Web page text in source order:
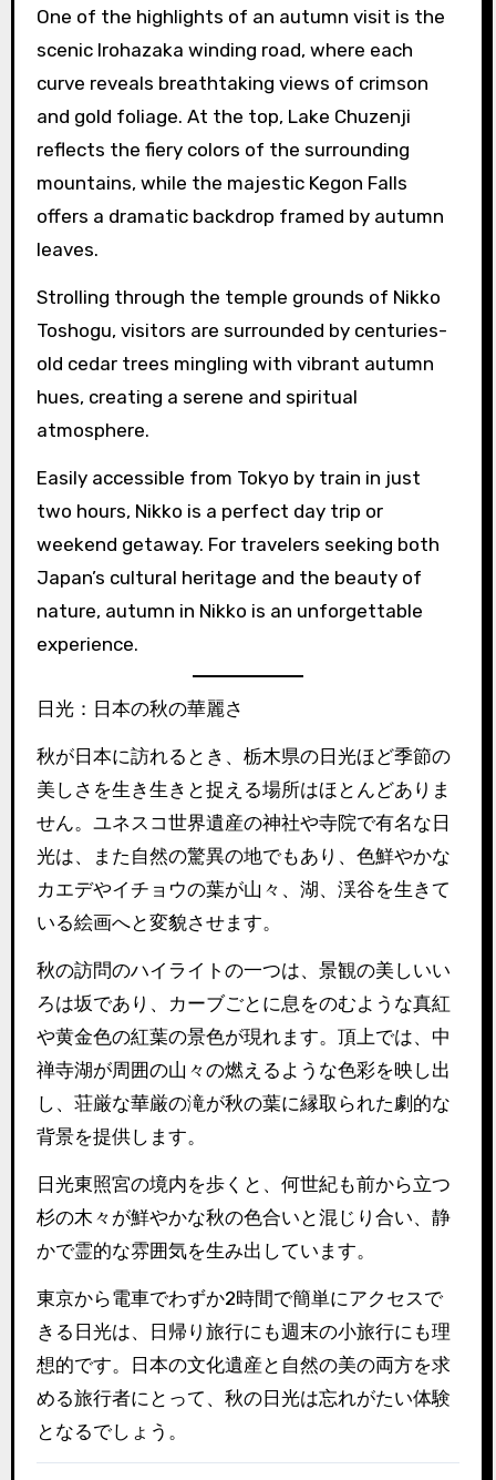
One of the highlights of an autumn visit is the
scenic Irohazaka winding road, where each
curve reveals breathtaking views of crimson
and gold foliage. At the top, Lake Chuzenji
reflects the fiery colors of the surrounding
mountains, while the majestic Kegon Falls
offers a dramatic backdrop framed by autumn
leaves.
Strolling through the temple grounds of Nikko
Toshogu, visitors are surrounded by centuries-
old cedar trees mingling with vibrant autumn
hues, creating a serene and spiritual
atmosphere.
Easily accessible from Tokyo by train in just
two hours, Nikko is a perfect day trip or
weekend getaway. For travelers seeking both
Japan’s cultural heritage and the beauty of
nature, autumn in Nikko is an unforgettable
experience.
日光：日本の秋の華麗さ
秋が日本に訪れるとき、栃木県の日光ほど季節の
美しさを生き生きと捉える場所はほとんどありま
せん。ユネスコ世界遺産の神社や寺院で有名な日
光は、また自然の驚異の地でもあり、色鮮やかな
カエデやイチョウの葉が山々、湖、渓谷を生きて
いる絵画へと変貌させます。
秋の訪問のハイライトの一つは、景観の美しいい
ろは坂であり、カーブごとに息をのむような真紅
や黄金色の紅葉の景色が現れます。頂上では、中
禅寺湖が周囲の山々の燃えるような色彩を映し出
し、荘厳な華厳の滝が秋の葉に縁取られた劇的な
背景を提供します。
日光東照宮の境内を歩くと、何世紀も前から立つ
杉の木々が鮮やかな秋の色合いと混じり合い、静
かで霊的な雰囲気を生み出しています。
東京から電車でわずか2時間で簡単にアクセスで
きる日光は、日帰り旅行にも週末の小旅行にも理
想的です。日本の文化遺産と自然の美の両方を求
める旅行者にとって、秋の日光は忘れがたい体験
となるでしょう。